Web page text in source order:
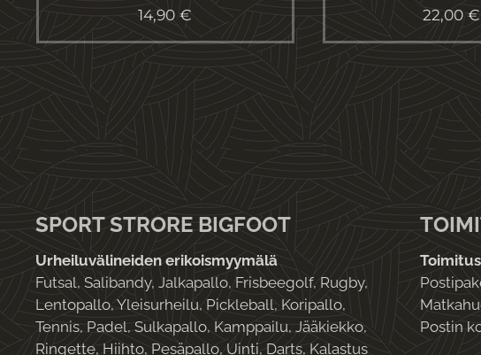
14,90 € 22,00€
SPORT STRORE BIGFOOT
Urheiluvälineiden erikoismyymälä
Futsal, Salibandy, Jalkapallo, Frisbeegolf, Rugby,
Lentopallo, Yleisurheilu, Pickleball, Koripallo,
Tennis, Padel, Sulkapallo, Kamppailu, Jääkiekko,
Ringette, Hiihto, Pesäpallo, Uinti, Darts, Kalastus
Postin